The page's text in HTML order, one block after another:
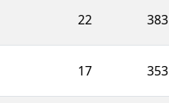
22 383
17 353